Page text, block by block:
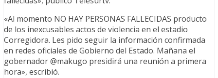
«Al momento NO HAY PERSONAS FALLECIDAS producto
de los inexcusables actos de violencia en el estadio
Corregidora. Les pido seguir la información confirmada
en redes oficiales de Gobierno del Estado. Mañana el
gobernador @makugo presidirá una reunión a primera
hora», escribió.